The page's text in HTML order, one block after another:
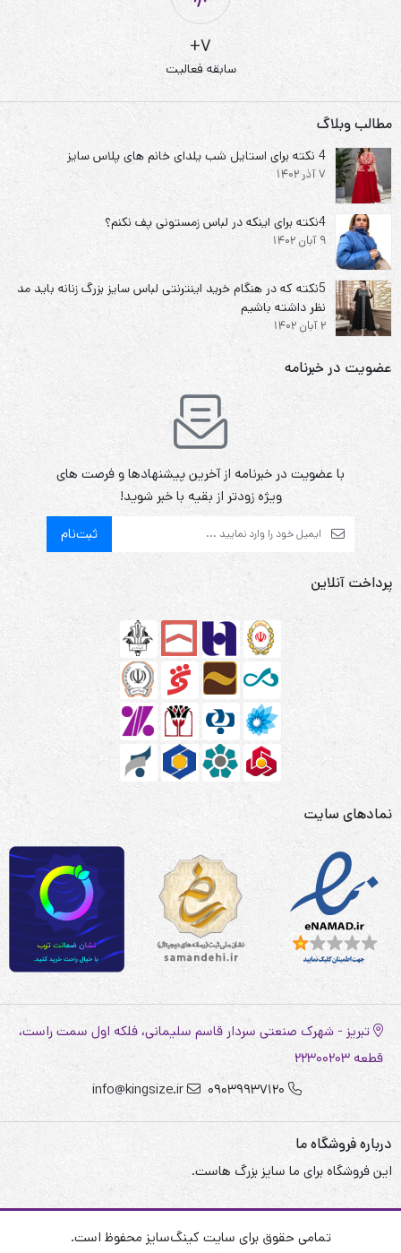
7+
سابقه فعالیت
مطالب وبلاگ
4 نکته برای استایل شب یلدای خانم های پلاس سایز
7 آذر 1402
4نکته برای اینکه در لباس زمستونی پف نکنم؟
9 آبان 1402
5نکته که در هنگام خرید اینترنتی لباس سایز بزرگ زنانه باید مد
نظر داشته باشیم
2 آبان 1402
عضویت در خبرنامه
با عضویت در خبرنامه از آخرین پیشنهادها و فرصت های
ویژه زودتر از بقیه با خبر شوید!
ثبت‌نام
پرداخت آنلاین
نمادهای سایت
تبریز - شهرک صنعتی سردار قاسم سلیمانی، فلکه اول سمت راست،
قطعه 22300203
09039937120
info@kingsize.ir
درباره فروشگاه ما
این فروشگاه برای ما سایز بزرگ هاست.
تمامی حقوق برای سایت کینگ‌سایز محفوظ است.